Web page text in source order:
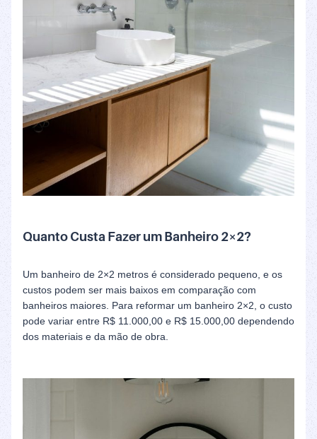
Quanto Custa Fazer um Banheiro 2×2?
Um banheiro de 2×2 metros é considerado pequeno, e os
custos podem ser mais baixos em comparação com
banheiros maiores. Para reformar um banheiro 2×2, o custo
pode variar entre R$ 11.000,00 e R$ 15.000,00 dependendo
dos materiais e da mão de obra.